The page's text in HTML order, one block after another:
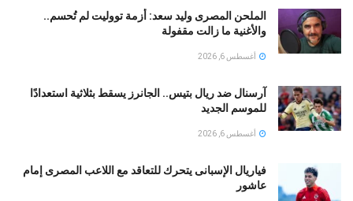
الملحن المصرى وليد سعد: أزمة تووليت لم تُحسم..
والأغنية ما زالت مقفولة
أغسطس 6, 2026
آرسنال ضد ريال بتيس.. الجانرز يسقط بثلاثية استعدادًا
للموسم الجديد
أغسطس 6, 2026
فياريال الإسبانى يتحرك للتعاقد مع اللاعب المصرى إمام
عاشور